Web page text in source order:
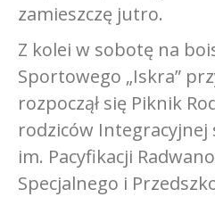
zamieszczę jutro.
Z kolei w sobotę na
Sportowego „Iskra”
rozpoczął się Piknik
rodziców Integracyjnej
im. Pacyfikacji
Specjalnego i